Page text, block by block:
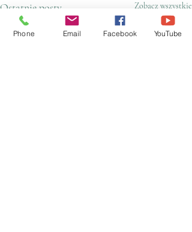
Ostatnie posty Zobacz wszystkie
Phone Email Facebook YouTube